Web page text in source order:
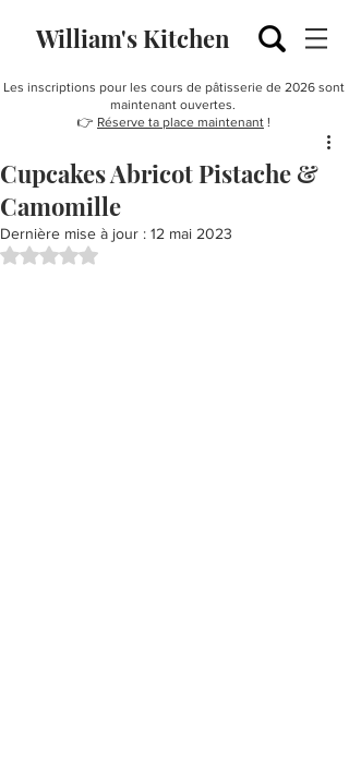
William's Kitchen
Les inscriptions pour les cours de pâtisserie de 2026 sont
maintenant ouvertes.
👉 Réserve ta place maintenant !
Cupcakes Abricot Pistache &
Camomille
Dernière mise à jour : 12 mai 2023
Noté NaN étoiles sur 5.